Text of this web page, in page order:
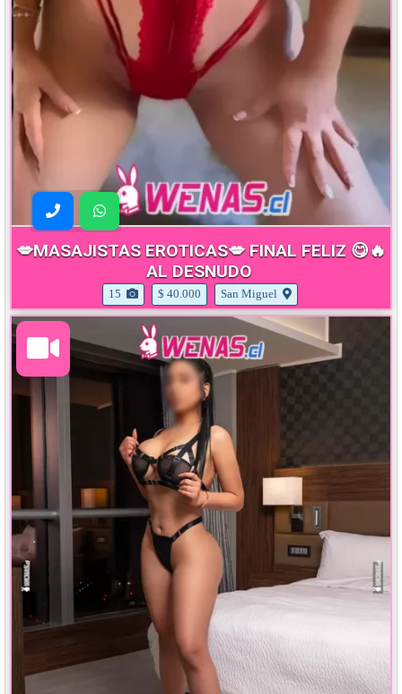
💋MASAJISTAS EROTICAS💋 FINAL FELIZ 😋🔥
AL DESNUDO
15 $ 40.000 San Miguel